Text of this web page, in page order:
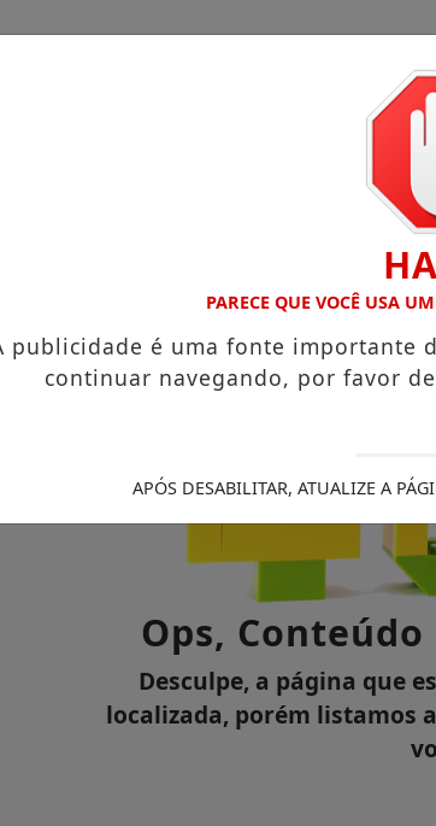
EM PORTO GRANDE COM ATUAÇÃO VOLTADA
Ops,
Desculpe, a página que
localizada, porém listamos
PARECE QUE VOCÊ USA
publicidade é uma fonte importante
continuar navegando, por favor
APÓS DESABILITAR, ATUALIZE A